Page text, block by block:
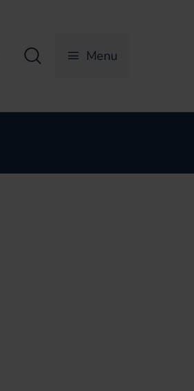
Zoeken Menu